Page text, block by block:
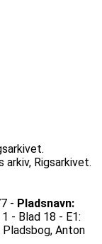
Rigsarkivet.
- Pladsnavn:
1 - Blad 18 - E1:
Anton